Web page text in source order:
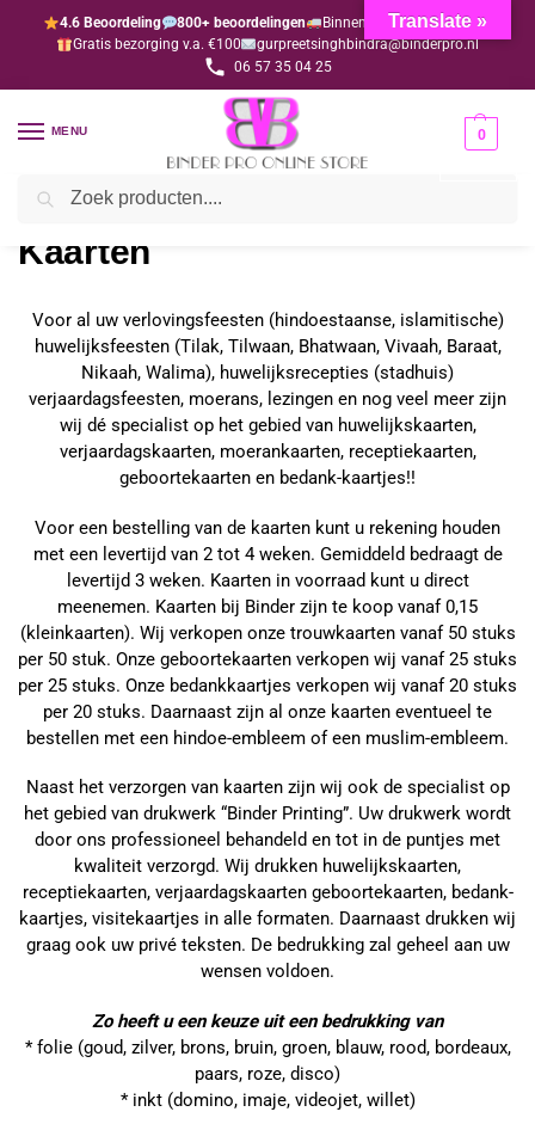
4.6 Beoordeling 800+ beoordelingen
Binnen 1-3 dagen geleverd
Gratis bezorging v.a. €100
gurpreetsinghbindra@binderpro.nl
06 57 35 04 25
MENU 0
Home Kaarten
Kaarten
Voor al uw verlovingsfeesten (hindoestaanse, islamitische)
huwelijksfeesten (Tilak, Tilwaan, Bhatwaan, Vivaah, Baraat,
Nikaah, Walima), huwelijksrecepties (stadhuis)
verjaardagsfeesten, moerans, lezingen en nog veel meer zijn
wij dé specialist op het gebied van huwelijkskaarten,
verjaardagskaarten, moerankaarten, receptiekaarten,
geboortekaarten en bedank-kaartjes!!
Voor een bestelling van de kaarten kunt u rekening houden
met een levertijd van 2 tot 4 weken. Gemiddeld bedraagt de
levertijd 3 weken. Kaarten in voorraad kunt u direct
meenemen. Kaarten bij Binder zijn te koop vanaf 0,15
(kleinkaarten). Wij verkopen onze trouwkaarten vanaf 50 stuks
per 50 stuk. Onze geboortekaarten verkopen wij vanaf 25 stuks
per 25 stuks. Onze bedankkaartjes verkopen wij vanaf 20 stuks
per 20 stuks. Daarnaast zijn al onze kaarten eventueel te
bestellen met een hindoe-embleem of een muslim-embleem.
Naast het verzorgen van kaarten zijn wij ook de specialist op
het gebied van drukwerk “Binder Printing”. Uw drukwerk wordt
door ons professioneel behandeld en tot in de puntjes met
kwaliteit verzorgd. Wij drukken huwelijkskaarten,
receptiekaarten, verjaardagskaarten geboortekaarten, bedank-
kaartjes, visitekaartjes in alle formaten. Daarnaast drukken wij
graag ook uw privé teksten. De bedrukking zal geheel aan uw
wensen voldoen.
Zo heeft u een keuze uit een bedrukking van
* folie (goud, zilver, brons, bruin, groen, blauw, rood, bordeaux,
paars, roze, disco)
* inkt (domino, imaje, videojet, willet)
Translate »